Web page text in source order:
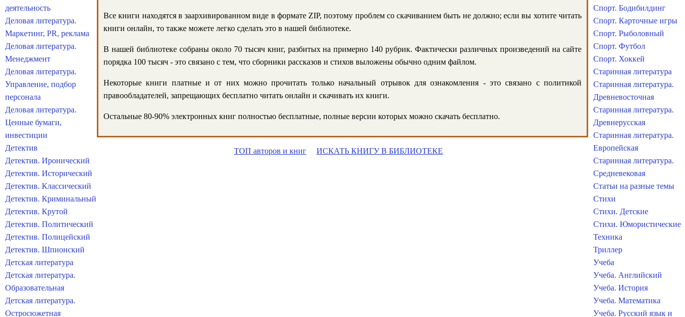
Все книги находятся в заархивированном виде в формате ZIP, поэтому проблем со скачиванием быть не должно; если вы хотите читать
книги онлайн, то также можете легко сделать это в нашей библиотеке.
В нашей библиотеке собраны около 70 тысяч книг, разбитых на примерно 140 рубрик. Фактически различных произведений на сайте
порядка 100 тысяч - это связано с тем, что сборники рассказов и стихов выложены обычно одним файлом.
Некоторые книги платные и от них можно прочитать только начальный отрывок для ознакомления - это связано с политикой
правообладателей, запрещающих бесплатно читать онлайн и скачивать их книги.
Остальные 80-90% электронных книг полностью бесплатные, полные версии которых можно скачать бесплатно.
ТОП авторов и книг ИСКАТЬ КНИГУ В БИБЛИОТЕКЕ
деятельность
Деловая литература.
Маркетинг, PR, реклама
Деловая литература.
Менеджмент
Деловая литература.
Управление, подбор
персонала
Деловая литература.
Ценные бумаги,
инвестиции
Детектив
Детектив. Иронический
Детектив. Исторический
Детектив. Классический
Детектив. Криминальный
Детектив. Крутой
Детектив. Политический
Детектив. Полицейский
Детектив. Шпионский
Детская литература
Детская литература.
Образовательная
Детская литература.
Остросюжетная
Спорт. Бодибилдинг
Спорт. Карточные игры
Спорт. Рыболовный
Спорт. Футбол
Спорт. Хоккей
Старинная литература
Старинная литература.
Древневосточная
Старинная литература.
Древнерусская
Старинная литература.
Европейская
Старинная литература.
Средневековая
Статьи на разные темы
Стихи
Стихи. Детские
Стихи. Юмористические
Техника
Триллер
Учеба
Учеба. Английский
Учеба. История
Учеба. Математика
Учеба. Русский язык и